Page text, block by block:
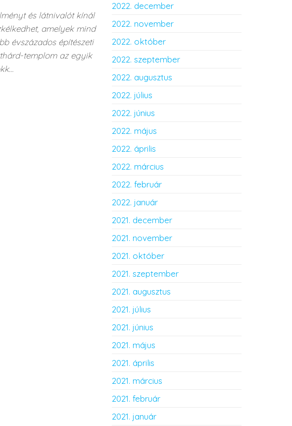
és látnivalót kínál
amelyek mind
évszázados építészeti
templom az egyik
2022. december
2022. november
2022. október
2022. szeptember
2022. augusztus
2022. július
2022. június
2022. május
2022. április
2022. március
2022. február
2022. január
2021. december
2021. november
2021. október
2021. szeptember
2021. augusztus
2021. július
2021. június
2021. május
2021. április
2021. március
2021. február
2021. január